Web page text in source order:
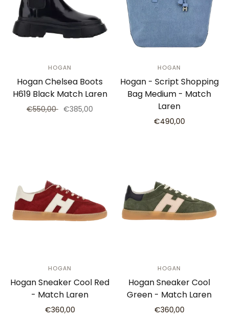
HOGAN
Hogan Chelsea Boots
H619 Black Match Laren
€550,00 €385,00
HOGAN
Hogan - Script Shopping
Bag Medium - Match
Laren
€490,00
HOGAN
Hogan Sneaker Cool Red
- Match Laren
€360,00
HOGAN
Hogan Sneaker Cool
Green - Match Laren
€360,00